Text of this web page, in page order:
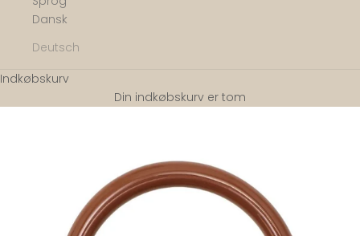
Dansk
Deutsch
Indkøbskurv
Din indkøbskurv er tom